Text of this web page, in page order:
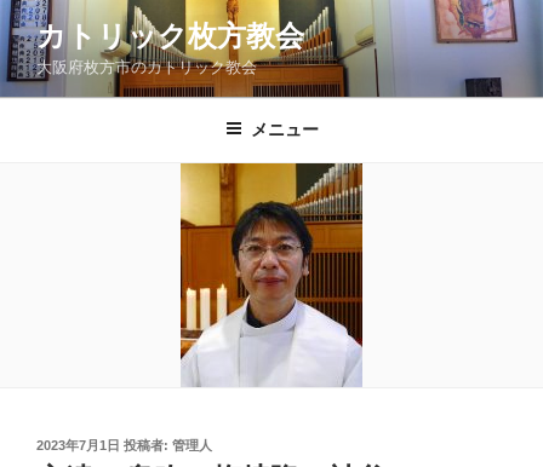
コ
ン
テ
ン
カトリック枚方教会
大阪府枚方市のカトリック教会
メニュー
投
2023年7月1日 投稿者: 管理人